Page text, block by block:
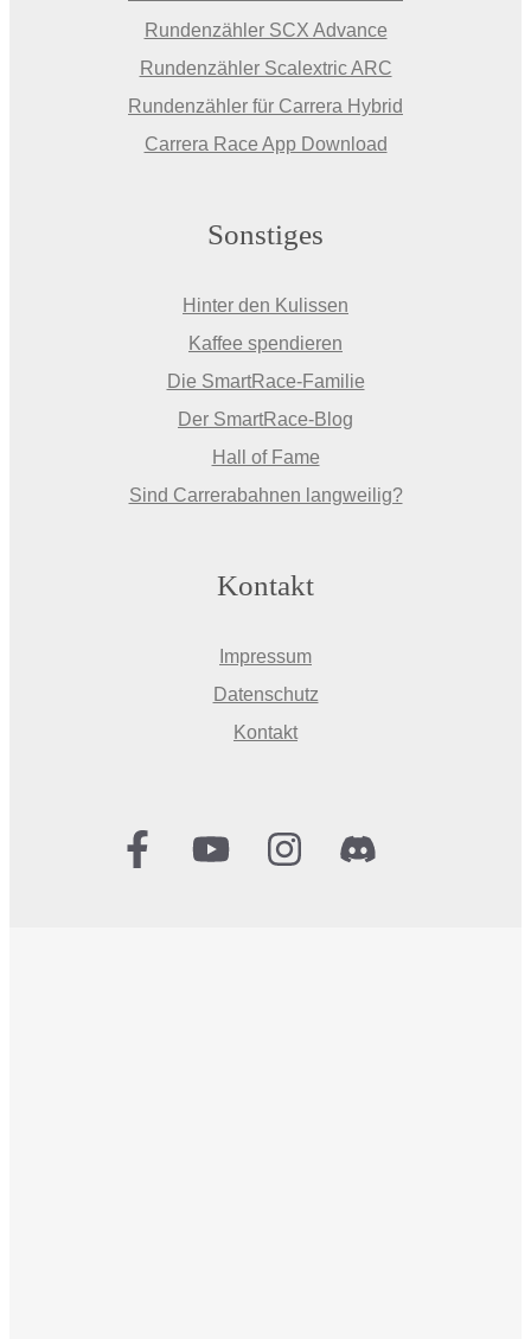
Rundenzähler SCX Advance
Rundenzähler Scalextric ARC
Rundenzähler für Carrera Hybrid
Carrera Race App Download
Sonstiges
Hinter den Kulissen
Kaffee spendieren
Die SmartRace-Familie
Der SmartRace-Blog
Hall of Fame
Sind Carrerabahnen langweilig?
Kontakt
Impressum
Datenschutz
Kontakt